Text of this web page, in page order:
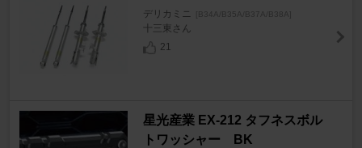
デリカミニ [B34A/B35A/B37A/B38A]
十三東さん
21
星光産業 EX-212 タフネスボル
トワッシャー BK